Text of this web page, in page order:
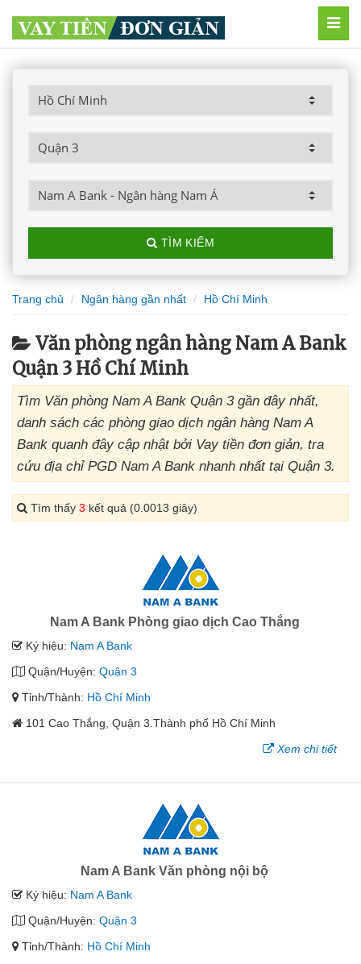
TÌM KIẾM
Trang chủ Ngân hàng gần nhất Hồ Chí Minh
Văn phòng ngân hàng Nam A Bank
Quận 3 Hồ Chí Minh
Tìm Văn phòng Nam A Bank Quận 3 gần đây nhất,
danh sách các phòng giao dịch ngân hàng Nam A
Bank quanh đây cập nhật bởi Vay tiền đơn giản, tra
cứu địa chỉ PGD Nam A Bank nhanh nhất tại Quận 3.
Tìm thấy 3 kết quả (0.0013 giây)
Nam A Bank Phòng giao dịch Cao Thắng
Ký hiệu: Nam A Bank
Quận/Huyện: Quận 3
Tỉnh/Thành: Hồ Chí Minh
101 Cao Thắng, Quận 3.Thành phố Hồ Chí Minh
Xem chi tiết
Nam A Bank Văn phòng nội bộ
Ký hiệu: Nam A Bank
Quận/Huyện: Quận 3
Tỉnh/Thành: Hồ Chí Minh